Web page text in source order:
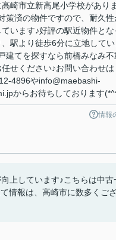
崎市立新高尾小学校があり
策済の物件ですので、耐久性
ています♪好評の駅近物件とな
、駅より徒歩6分に立地してい
建てを探すなら前橋みなみ不
任せください♪お問い合わせは
4896やinfo@maebashi-
からお待ちしております
情報
上しています♪こちらは中古
情報は、高崎市に数多くご